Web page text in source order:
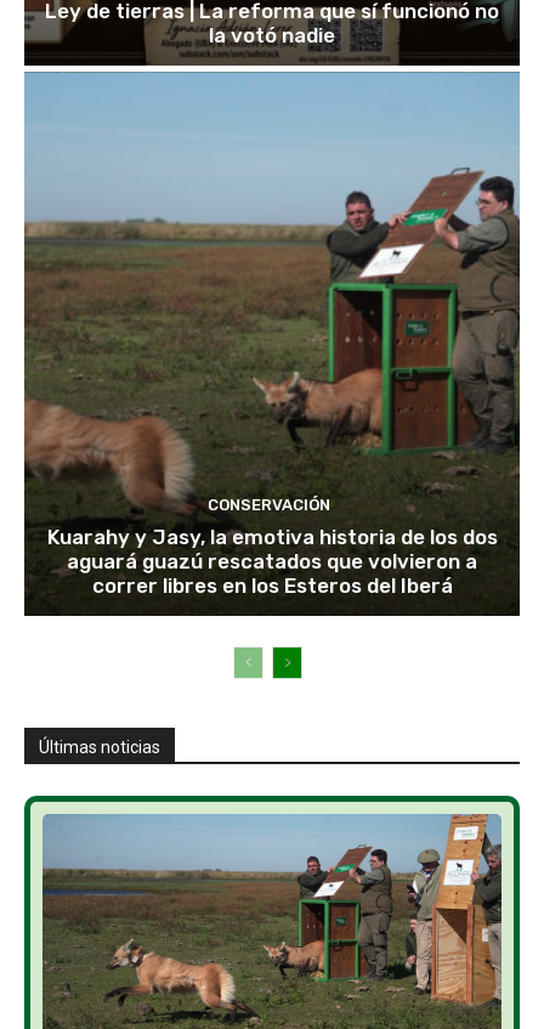
Ley de tierras | La reforma que sí funcionó no
la votó nadie
CONSERVACIÓN
Kuarahy y Jasy, la emotiva historia de los dos
aguará guazú rescatados que volvieron a
correr libres en los Esteros del Iberá
Últimas noticias